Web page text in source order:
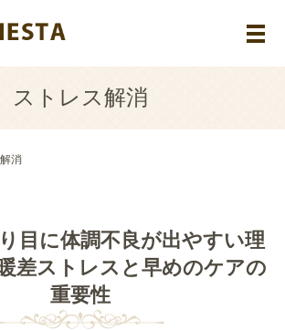
メ
ストレス解消
消
目に体調不良が出やすい理
差ストレスと早めのケアの
重要性